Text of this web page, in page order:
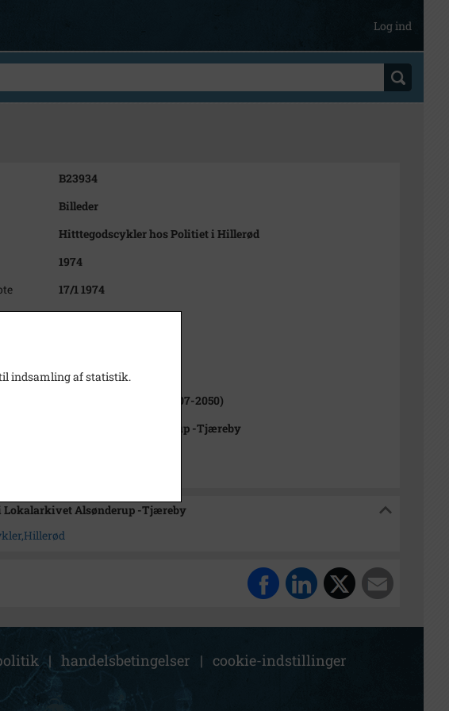
Log ind
B23934
Billeder
Hitttegodscykler hos Politiet i Hillerød
1974
17/1 1974
Jørgen Rubæk Hansen
Kommune (1970-2050)
Hillerød Kommune (2007-2050)
Lokalarkivet Alsønderup -Tjæreby
Lokalarkivet Alsønderup -Tjæreby
| handelsbetingelser | cookie-indstillinger
indsamling af statistik.